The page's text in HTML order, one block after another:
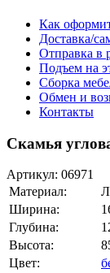
Как
Доставка/
Отправка в
Подъем на
Сборка
Обмен и
Контакты
Скамья
Артикул: 06971
Материал:
Ширина:
Глубина:
Высота:
Цвет: